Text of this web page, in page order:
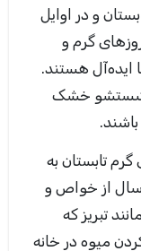
و در اوایل
گرم و
ایده‌آل هستند.
و شستشو خشک
تابستان به
از خواص و
تبریز که
میوه در خانه